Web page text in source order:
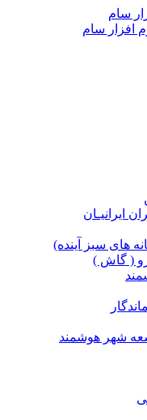
سام
افزار سام
ایرانیـان
های سبز آینده)
( گاش )
شهر هوشمند